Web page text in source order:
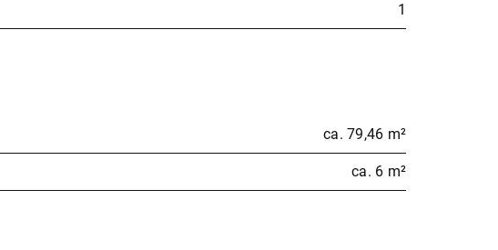
1
ca. 79,46 m²
ca. 6 m²